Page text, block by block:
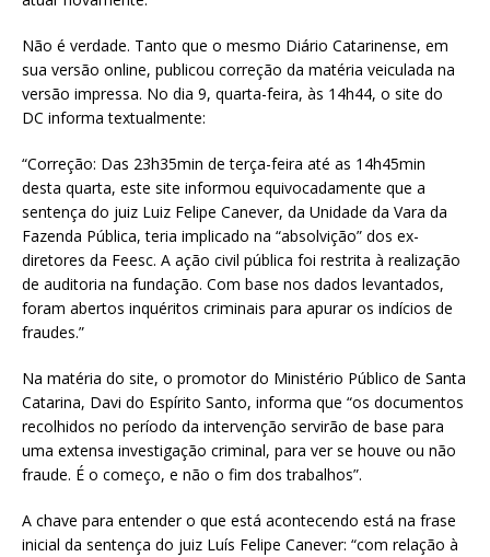
Não é verdade. Tanto que o mesmo Diário Catarinense, em
sua versão online, publicou correção da matéria veiculada na
versão impressa. No dia 9, quarta-feira, às 14h44, o site do
DC informa textualmente:
“Correção: Das 23h35min de terça-feira até as 14h45min
desta quarta, este site informou equivocadamente que a
sentença do juiz Luiz Felipe Canever, da Unidade da Vara da
Fazenda Pública, teria implicado na “absolvição” dos ex-
diretores da Feesc. A ação civil pública foi restrita à realização
de auditoria na fundação. Com base nos dados levantados,
foram abertos inquéritos criminais para apurar os indícios de
fraudes.”
Na matéria do site, o promotor do Ministério Público de Santa
Catarina, Davi do Espírito Santo, informa que “os documentos
recolhidos no período da intervenção servirão de base para
uma extensa investigação criminal, para ver se houve ou não
fraude. É o começo, e não o fim dos trabalhos”.
A chave para entender o que está acontecendo está na frase
inicial da sentença do juiz Luís Felipe Canever: “com relação à